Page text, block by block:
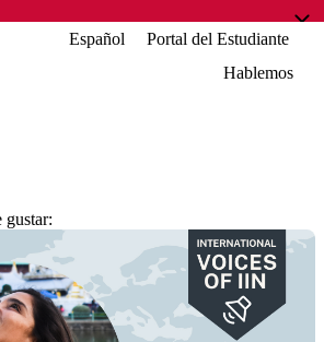
Español
Portal del Estudiante
Hablemos
gustar: